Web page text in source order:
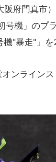
阪府門真市
号機」のプ
"暴走"」を
ンライン